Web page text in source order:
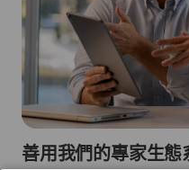
善用我們的專家生態